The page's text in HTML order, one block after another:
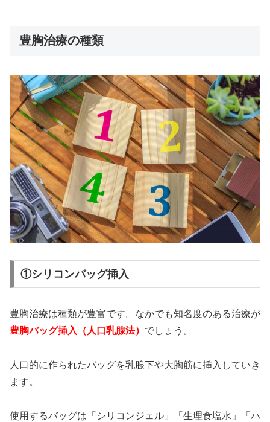
豊胸治療の種類
①シリコンバッグ挿入
豊胸治療は種類が豊富です。なかでも知名度のある治療が
豊胸バッグ挿入（人口乳腺法） でしょう。
人口的に作られたバッグを乳腺下や大胸筋に挿入していき
ます。
使用するバッグは「シリコンジェル」「生理食塩水」「ハ